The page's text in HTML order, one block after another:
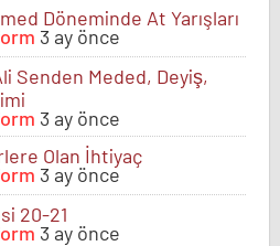
Döneminde At Yarışları
3 ay önce
Senden Meded, Deyiş,
3 ay önce
Olan İhtiyaç
3 ay önce
20-21
3 ay önce